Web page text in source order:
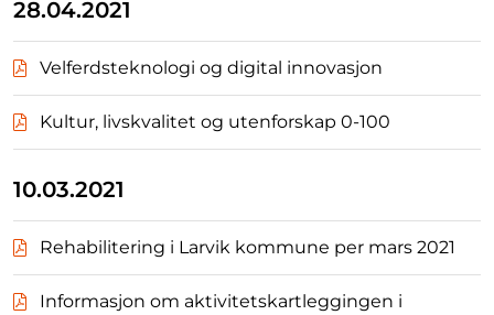
28.04.2021
Velferdsteknologi og digital innovasjon
Kultur, livskvalitet og utenforskap 0-100
10.03.2021
Rehabilitering i Larvik kommune per mars 2021
Informasjon om aktivitetskartleggingen i